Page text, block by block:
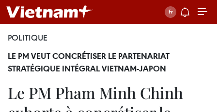
POLITIQUE
LE PM VEUT CONCRÉTISER LE PARTENARIAT
STRATÉGIQUE INTÉGRAL VIETNAM-JAPON
Le PM Pham Minh Chinh